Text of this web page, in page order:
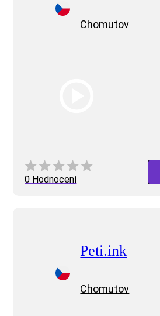
Chomutov
0 Hodnocení
Peti.ink
Chomutov